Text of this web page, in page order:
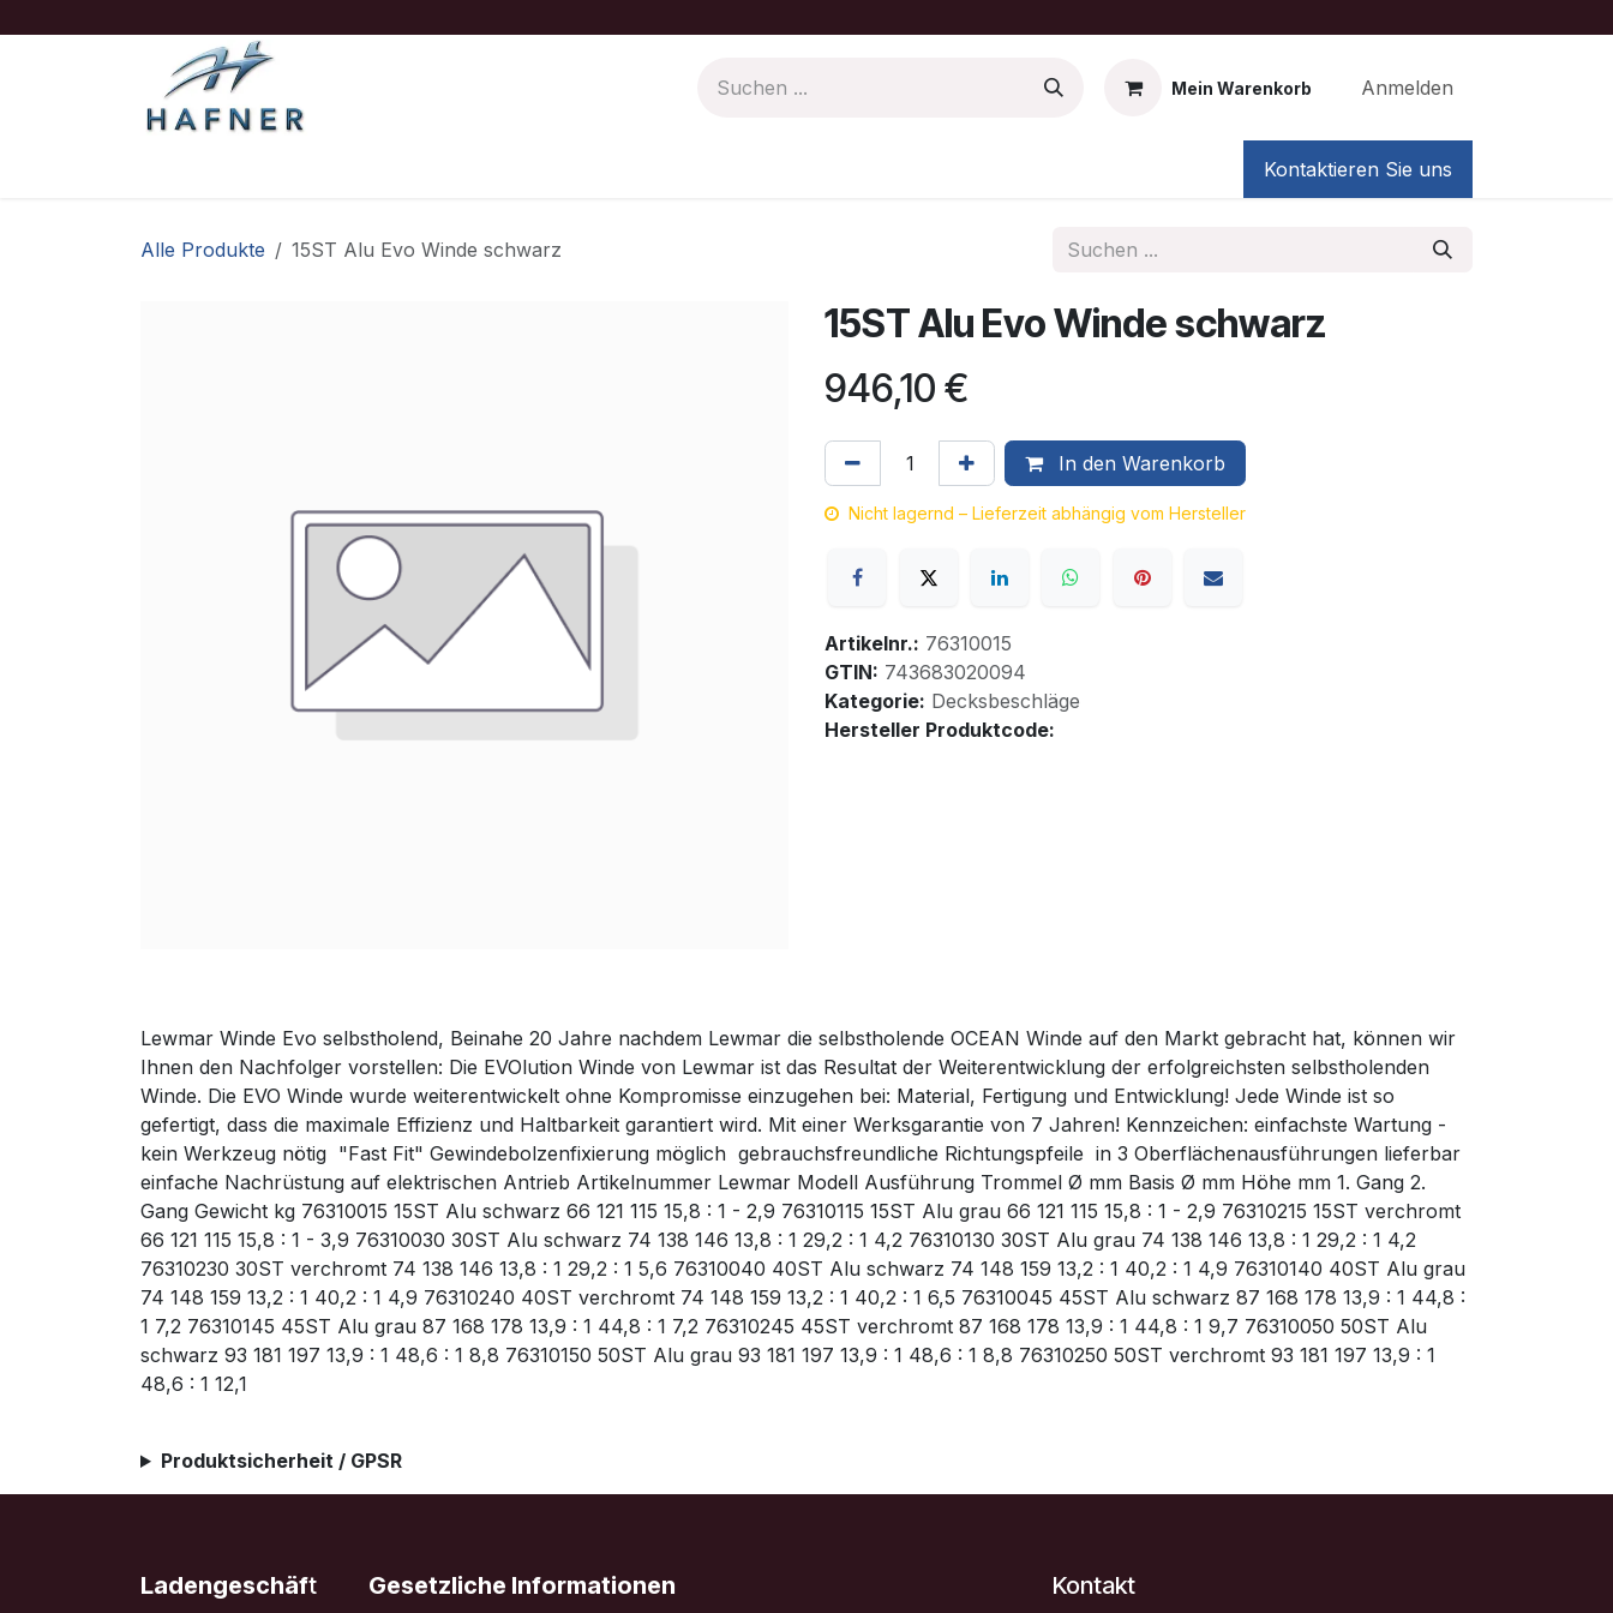
Mein Warenkorb Anmelden
Kontaktieren Sie uns
Alle Produkte 15ST Alu Evo Winde schwarz
15ST Alu Evo Winde schwarz
946,10 €
In den Warenkorb
Nicht lagernd – Lieferzeit abhängig vom Hersteller
Artikelnr.: 76310015
GTIN: 743683020094
Kategorie: Decksbeschläge
Hersteller Produktcode:
Lewmar Winde Evo selbstholend, Beinahe 20 Jahre nachdem Lewmar die selbstholende OCEAN Winde auf den Markt gebracht hat, können wir
Ihnen den Nachfolger vorstellen: Die EVOlution Winde von Lewmar ist das Resultat der Weiterentwicklung der erfolgreichsten selbstholenden
Winde. Die EVO Winde wurde weiterentwickelt ohne Kompromisse einzugehen bei: Material, Fertigung und Entwicklung! Jede Winde ist so
gefertigt, dass die maximale Effizienz und Haltbarkeit garantiert wird. Mit einer Werksgarantie von 7 Jahren! Kennzeichen: einfachste Wartung -
kein Werkzeug nötig  "Fast Fit" Gewindebolzenfixierung möglich  gebrauchsfreundliche Richtungspfeile  in 3 Oberflächenausführungen lieferbar 
einfache Nachrüstung auf elektrischen Antrieb Artikelnummer Lewmar Modell Ausführung Trommel Ø mm Basis Ø mm Höhe mm 1. Gang 2.
Gang Gewicht kg 76310015 15ST Alu schwarz 66 121 115 15,8 : 1 - 2,9 76310115 15ST Alu grau 66 121 115 15,8 : 1 - 2,9 76310215 15ST verchromt
66 121 115 15,8 : 1 - 3,9 76310030 30ST Alu schwarz 74 138 146 13,8 : 1 29,2 : 1 4,2 76310130 30ST Alu grau 74 138 146 13,8 : 1 29,2 : 1 4,2
76310230 30ST verchromt 74 138 146 13,8 : 1 29,2 : 1 5,6 76310040 40ST Alu schwarz 74 148 159 13,2 : 1 40,2 : 1 4,9 76310140 40ST Alu grau
74 148 159 13,2 : 1 40,2 : 1 4,9 76310240 40ST verchromt 74 148 159 13,2 : 1 40,2 : 1 6,5 76310045 45ST Alu schwarz 87 168 178 13,9 : 1 44,8 :
1 7,2 76310145 45ST Alu grau 87 168 178 13,9 : 1 44,8 : 1 7,2 76310245 45ST verchromt 87 168 178 13,9 : 1 44,8 : 1 9,7 76310050 50ST Alu
schwarz 93 181 197 13,9 : 1 48,6 : 1 8,8 76310150 50ST Alu grau 93 181 197 13,9 : 1 48,6 : 1 8,8 76310250 50ST verchromt 93 181 197 13,9 : 1
48,6 : 1 12,1
Produktsicherheit / GPSR
Ladengeschäft Gesetzliche Informationen Kontakt